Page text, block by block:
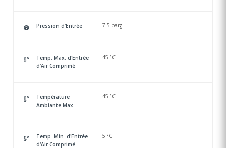
Pression d'Entrée 7.5 barg
Temp. Max. d'Entrée
d'Air Comprimé
45 °C
Température
Ambiante Max.
45 °C
Temp. Min. d'Entrée
d'Air Comprimé
5 °C